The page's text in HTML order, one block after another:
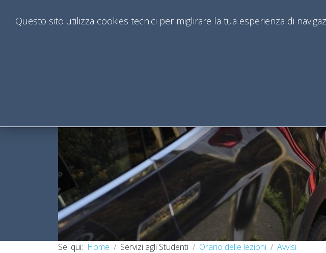
Sei qui: Home Servizi agli Studenti Orario delle lezioni
Avvisi
Questo sito utilizza cookies tecnici per miglirare la tua esperienza di